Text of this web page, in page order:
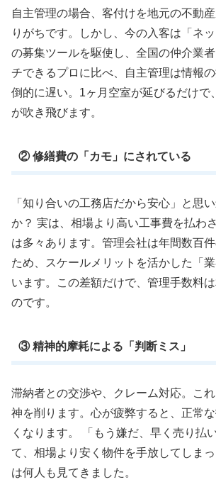
自主管理の場合、客付けを地元の不動
りがちです。しかし、今の入客は「ネ
の募集ツールを駆使し、全国の仲介業
チできるプロに比べ、自主管理は情報
倒的に遅い。1ヶ月空室が延びるだけで
が吹き飛びます。
② 修繕費の「カモ」にされている
「知り合いの工務店だから安心」と思
か？ 実は、相場より高い工事費を払わ
は多々あります。管理会社は年間数百
ため、スケールメリットを活かした「
います。この差額だけで、管理手数料
のです。
③ 精神的摩耗による「判断ミス」
滞納者との交渉や、クレーム対応。こ
神を削ります。心が疲弊すると、正常
くなります。 「もう嫌だ、早く売り払
て、相場より安く物件を手放してしま
は何人も見てきました。